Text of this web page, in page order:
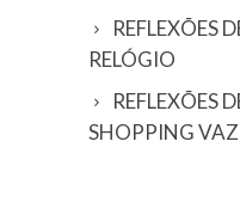
REFLEXÕES
RELÓGIO
REFLEXÕES
SHOPPING